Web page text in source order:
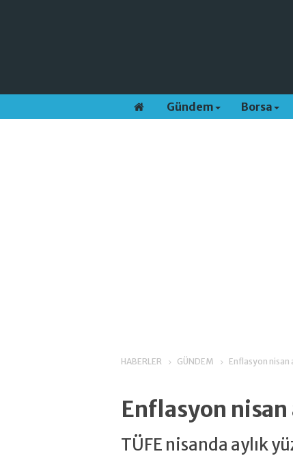
Gündem Borsa
HABERLER GÜNDEM Enflasyon nisan
Enflasyon
TÜFE nisanda aylık